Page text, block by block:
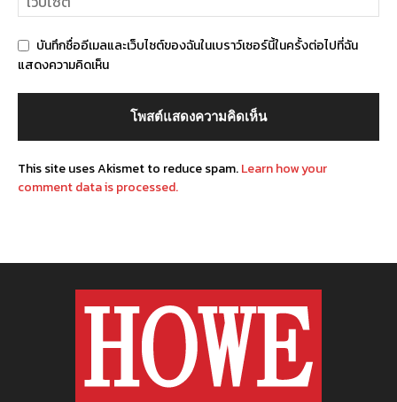
บันทึกชื่ออีเมลและเว็บไซต์ของฉันในเบราว์เซอร์นี้ในครั้งต่อไปที่ฉัน
แสดงความคิดเห็น
This site uses Akismet to reduce spam.Learn how your
comment data is processed.